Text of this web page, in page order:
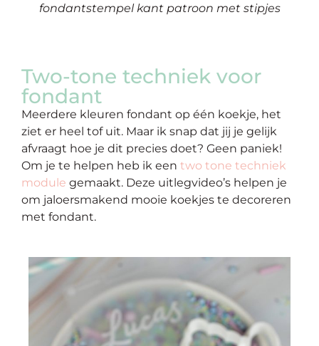
fondantstempel kant patroon met stipjes
Two-tone techniek voor
fondant
Meerdere kleuren fondant op één koekje, het
ziet er heel tof uit. Maar ik snap dat jij je gelijk
afvraagt hoe je dit precies doet? Geen paniek!
Om je te helpen heb ik een two tone techniek
module gemaakt. Deze uitlegvideo’s helpen je
om jaloersmakend mooie koekjes te decoreren
met fondant.